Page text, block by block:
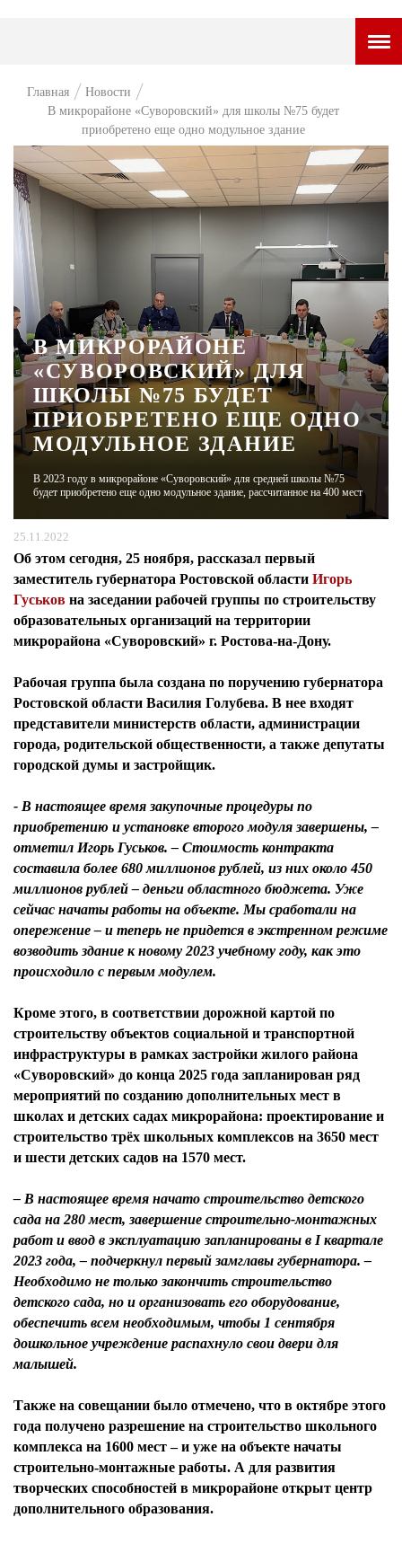
НОВОСТИ
ВОПРОС НЕДЕЛИ
ПРЕМЬЕРА
СТИЛЬ ЖИЗНИ
ХАЙП
ЧЕЛОВЕК ОСОБЕННЫЙ
КУЛЬТ ЕДЫ
АФИША
ЖУРНАЛ
Главная
Новости
В микрорайоне «Суворовский» для школы №75 будет
приобретено еще одно модульное здание
В МИКРОРАЙОНЕ
«СУВОРОВСКИЙ» ДЛЯ
ШКОЛЫ №75 БУДЕТ
ПРИОБРЕТЕНО ЕЩЕ ОДНО
МОДУЛЬНОЕ ЗДАНИЕ
В 2023 году в микрорайоне «Суворовский» для средней школы №75
будет приобретено еще одно модульное здание, рассчитанное на 400 мест
25.11.2022
Об этом сегодня, 25 ноября, рассказал первый
заместитель губернатора Ростовской области Игорь
Гуськов на заседании рабочей группы по строительству
образовательных организаций на территории
микрорайона «Суворовский» г. Ростова-на-Дону.
Рабочая группа была создана по поручению губернатора
Ростовской области Василия Голубева. В нее входят
представители министерств области, администрации
города, родительской общественности, а также депутаты
городской думы и застройщик.
- В настоящее время закупочные процедуры по
приобретению и установке второго модуля завершены, –
отметил Игорь Гуськов. – Стоимость контракта
составила более 680 миллионов рублей, из них около 450
миллионов рублей – деньги областного бюджета. Уже
сейчас начаты работы на объекте. Мы сработали на
опережение – и теперь не придется в экстренном режиме
возводить здание к новому 2023 учебному году, как это
происходило с первым модулем.
Кроме этого, в соответствии дорожной картой по
строительству объектов социальной и транспортной
инфраструктуры в рамках застройки жилого района
«Суворовский» до конца 2025 года запланирован ряд
мероприятий по созданию дополнительных мест в
школах и детских садах микрорайона: проектирование и
строительство трёх школьных комплексов на 3650 мест
и шести детских садов на 1570 мест.
– В настоящее время начато строительство детского
сада на 280 мест, завершение строительно-монтажных
работ и ввод в эксплуатацию запланированы в I квартале
2023 года, – подчеркнул первый замглавы губернатора. –
Необходимо не только закончить строительство
детского сада, но и организовать его оборудование,
обеспечить всем необходимым, чтобы 1 сентября
дошкольное учреждение распахнуло свои двери для
малышей.
Также на совещании было отмечено, что в октябре этого
года получено разрешение на строительство школьного
комплекса на 1600 мест – и уже на объекте начаты
строительно-монтажные работы. А для развития
творческих способностей в микрорайоне открыт центр
дополнительного образования.